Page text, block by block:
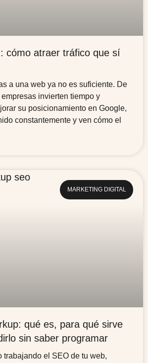
cómo atraer tráfico que sí
a una web ya no es suficiente. De
invierten tiempo y
su posicionamiento en Google,
constantemente y ven cómo el
MARKETING DIGITAL
qué es, para qué sirve
sin saber programar
trabajando el SEO de tu web,